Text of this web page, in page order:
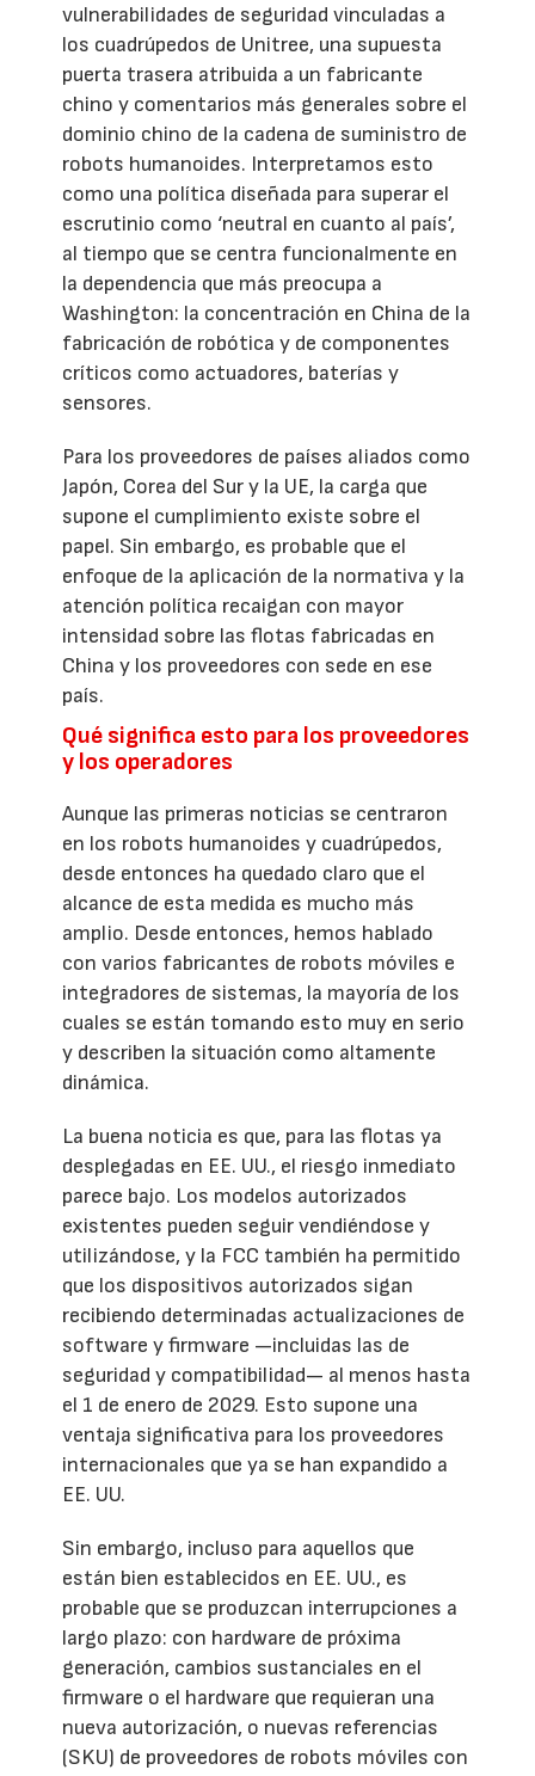
vulnerabilidades de seguridad vinculadas a
los cuadrúpedos de Unitree, una supuesta
puerta trasera atribuida a un fabricante
chino y comentarios más generales sobre el
dominio chino de la cadena de suministro de
robots humanoides. Interpretamos esto
como una política diseñada para superar el
escrutinio como ‘neutral en cuanto al país’,
al tiempo que se centra funcionalmente en
la dependencia que más preocupa a
Washington: la concentración en China de la
fabricación de robótica y de componentes
críticos como actuadores, baterías y
sensores.
Para los proveedores de países aliados como
Japón, Corea del Sur y la UE, la carga que
supone el cumplimiento existe sobre el
papel. Sin embargo, es probable que el
enfoque de la aplicación de la normativa y la
atención política recaigan con mayor
intensidad sobre las flotas fabricadas en
China y los proveedores con sede en ese
país.
Qué significa esto para los proveedores
y los operadores
Aunque las primeras noticias se centraron
en los robots humanoides y cuadrúpedos,
desde entonces ha quedado claro que el
alcance de esta medida es mucho más
amplio. Desde entonces, hemos hablado
con varios fabricantes de robots móviles e
integradores de sistemas, la mayoría de los
cuales se están tomando esto muy en serio
y describen la situación como altamente
dinámica.
La buena noticia es que, para las flotas ya
desplegadas en EE. UU., el riesgo inmediato
parece bajo. Los modelos autorizados
existentes pueden seguir vendiéndose y
utilizándose, y la FCC también ha permitido
que los dispositivos autorizados sigan
recibiendo determinadas actualizaciones de
software y firmware —incluidas las de
seguridad y compatibilidad— al menos hasta
el 1 de enero de 2029. Esto supone una
ventaja significativa para los proveedores
internacionales que ya se han expandido a
EE. UU.
Sin embargo, incluso para aquellos que
están bien establecidos en EE. UU., es
probable que se produzcan interrupciones a
largo plazo: con hardware de próxima
generación, cambios sustanciales en el
firmware o el hardware que requieran una
nueva autorización, o nuevas referencias
(SKU) de proveedores de robots móviles con